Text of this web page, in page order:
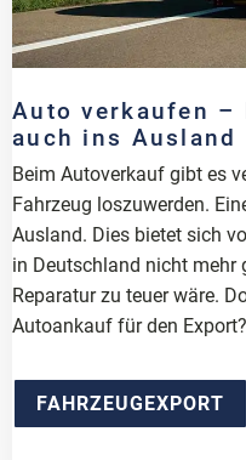
Auto verkaufen –
auch ins Ausland
Beim Autoverkauf gibt es
Fahrzeug loszuwerden.
Ausland. Dies bietet sich
in Deutschland nicht mehr
Reparatur zu teuer wäre.
Autoankauf für den Export?
FAHRZEUGEXPORT